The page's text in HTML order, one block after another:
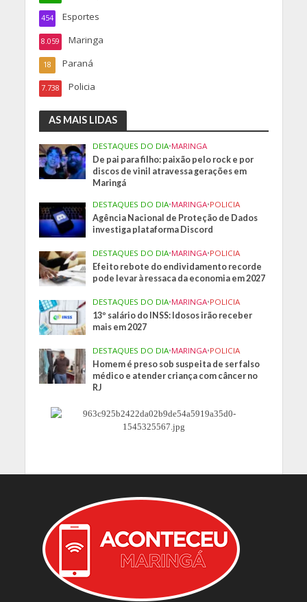
Esportes
454
Maringa
8.059
Paraná
18
Policia
7.738
AS MAIS LIDAS
DESTAQUES DO DIA•MARINGA
De pai para filho: paixão pelo rock e por
discos de vinil atravessa gerações em
Maringá
DESTAQUES DO DIA•MARINGA•POLICIA
Agência Nacional de Proteção de Dados
investiga plataforma Discord
DESTAQUES DO DIA•MARINGA•POLICIA
Efeito rebote do endividamento recorde
pode levar à ressaca da economia em 2027
DESTAQUES DO DIA•MARINGA•POLICIA
13º salário do INSS: Idosos irão receber
mais em 2027
DESTAQUES DO DIA•MARINGA•POLICIA
Homem é preso sob suspeita de ser falso
médico e atender criança com câncer no
RJ